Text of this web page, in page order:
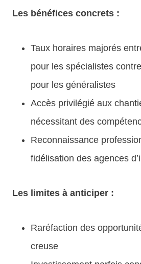
Les bénéfices concrets :
Taux horaires majorés
pour les spécialistes
pour les généralistes
Accès privilégié aux
nécessitant des
Reconnaissance
fidélisation des agences
Les limites à anticiper :
Raréfaction des
creuse